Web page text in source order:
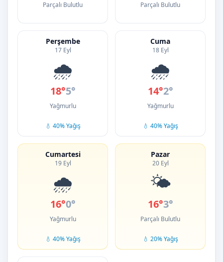
Parçalı Bulutlu Parçalı Bulutlu
Perşembe
17 Eyl
🌧️
18°5°
Yağmurlu
💧 40% Yağış
Cuma
18 Eyl
🌧️
14°2°
Yağmurlu
💧 40% Yağış
Cumartesi
19 Eyl
🌧️
16°0°
Yağmurlu
💧 40% Yağış
Pazar
20 Eyl
🌤️
16°3°
Parçalı Bulutlu
💧 20% Yağış